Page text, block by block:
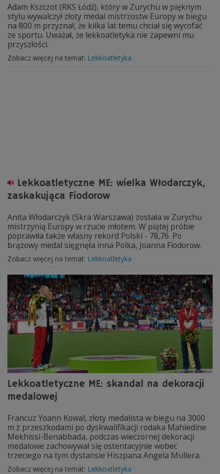
Adam Kszczot (RKS Łódź), który w Zurychu w pięknym
stylu wywalczył złoty medal mistrzostw Europy w biegu
na 800 m przyznał, że kilka lat temu chciał się wycofać
ze sportu. Uważał, że lekkoatletyka nie zapewni mu
przyszłości.
Zobacz więcej na temat: Lekkoatletyka
Lekkoatletyczne ME: wielka Włodarczyk,
zaskakująca Fiodorow
Anita Włodarczyk (Skra Warszawa) została w Zurychu
mistrzynią Europy w rzucie młotem. W piątej próbie
poprawiła także własny rekord Polski - 78,76. Po
brązowy medal sięgnęła inna Polka, Joanna Fiodorow.
Zobacz więcej na temat: Lekkoatletyka
Lekkoatletyczne ME: skandal na dekoracji
medalowej
Francuz Yoann Kowal, złoty medalista w biegu na 3000
m z przeszkodami po dyskwalifikacji rodaka Mahiedine
Mekhissi-Benabbada, podczas wieczornej dekoracji
medalowe zachowywał się ostentacyjnie wobec
trzeciego na tym dystansie Hiszpana Angela Mullera.
Zobacz więcej na temat: Lekkoatletyka